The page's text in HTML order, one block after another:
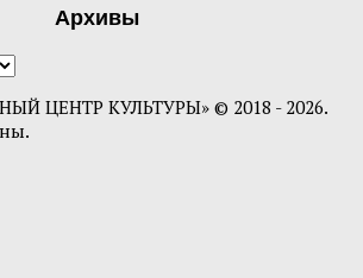
Архивы
ЦЕНТР КУЛЬТУРЫ» © 2018 - 2026.